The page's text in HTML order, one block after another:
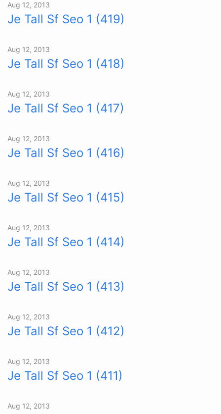
Aug 12, 2013
Je Tall Sf Seo 1 (419)
Aug 12, 2013
Je Tall Sf Seo 1 (418)
Aug 12, 2013
Je Tall Sf Seo 1 (417)
Aug 12, 2013
Je Tall Sf Seo 1 (416)
Aug 12, 2013
Je Tall Sf Seo 1 (415)
Aug 12, 2013
Je Tall Sf Seo 1 (414)
Aug 12, 2013
Je Tall Sf Seo 1 (413)
Aug 12, 2013
Je Tall Sf Seo 1 (412)
Aug 12, 2013
Je Tall Sf Seo 1 (411)
Aug 12, 2013